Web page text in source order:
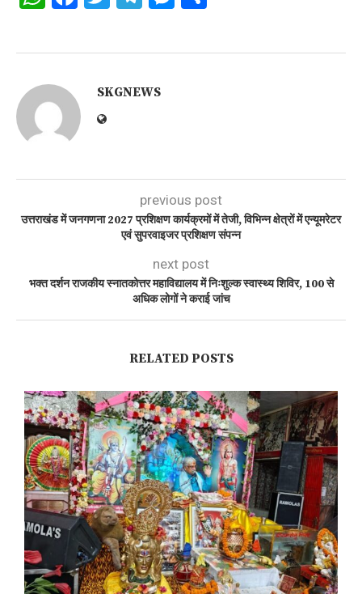
SKGNEWS
previous post
उत्तराखंड में जनगणना 2027 प्रशिक्षण कार्यक्रमों में तेजी, विभिन्न क्षेत्रों में एन्यूमरेटर
एवं सुपरवाइजर प्रशिक्षण संपन्न
next post
भक्त दर्शन राजकीय स्नातकोत्तर महाविद्यालय में निःशुल्क स्वास्थ्य शिविर, 100 से
अधिक लोगों ने कराई जांच
RELATED POSTS